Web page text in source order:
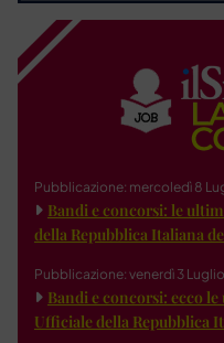
Pubblicazione: mercoledì 8
Bandi e concorsi: le
della Repubblica Italiana
Pubblicazione: venerdì 3
Bandi e concorsi: ecco
Ufficiale della Repubblica